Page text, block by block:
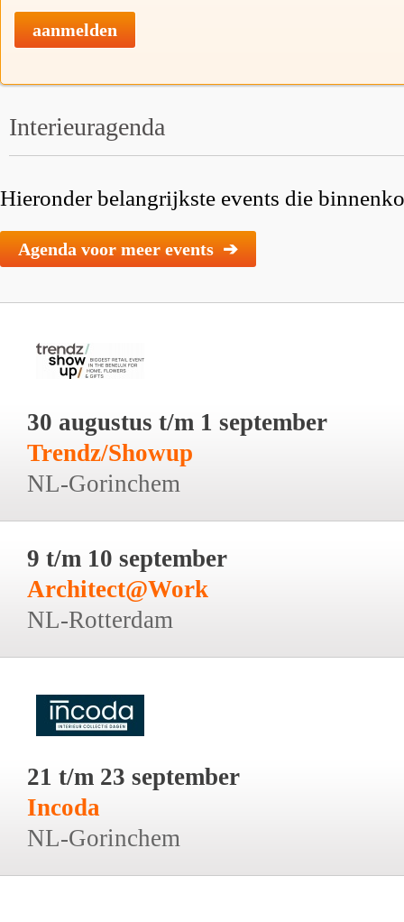
aanmelden
Interieuragenda
Hieronder belangrijkste events die
Agenda voor meer events ➔
30 augustus t/m 1 september
Trendz/Showup
NL-Gorinchem
9 t/m 10 september
Architect@Work
NL-Rotterdam
21 t/m 23 september
Incoda
NL-Gorinchem